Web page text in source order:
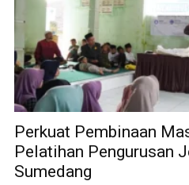
‎Perkuat Pembinaan
Pelatihan Pengurusan
Sumedang